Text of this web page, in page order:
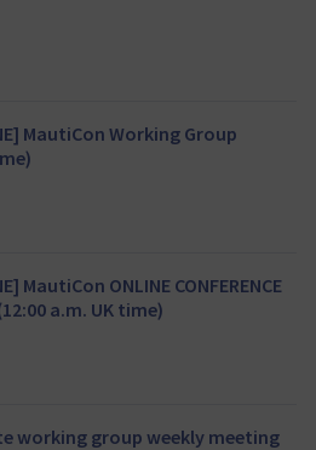
MautiCon Working Group
MautiCon ONLINE CONFERENCE
a.m. UK time)
working group weekly meeting